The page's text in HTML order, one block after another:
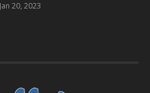
Jan 20, 2023